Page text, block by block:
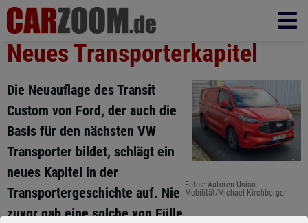
Neues Transporterkapitel
Fotos: Autoren-Union
Mobilität/Michael Kirchberger
Die Neuauflage des Transit
Custom von Ford, der auch die
Basis für den nächsten VW
Transporter bildet, schlägt ein
neues Kapitel in der
Transportergeschichte auf. Nie
zuvor gab eine solche von Fülle